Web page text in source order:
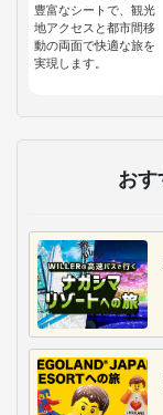
豊富なシートで、観光
地アクセスと都市間移
動の両面で快適な旅を
実現します。
おす